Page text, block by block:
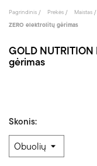
Pagrindinis Prekės Maistas
ZERO elektrolitų gėrimas
GOLD
gėrimas
Skonis: